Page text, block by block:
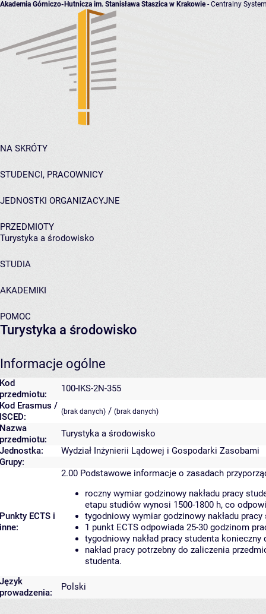
Akademia Górniczo-Hutnicza im. Stanisława Staszica w Krakowie- Centralny
NA SKRÓTY
STUDENCI, PRACOWNICY
JEDNOSTKI ORGANIZACYJNE
PRZEDMIOTY
Turystyka a środowisko
STUDIA
AKADEMIKI
POMOC
Turystyka a środowisko
Informacje ogólne
Kod
przedmiotu:
100-IKS-2N-355
Kod Erasmus /
ISCED:
(brak danych) / (brak danych)
Nazwa
przedmiotu:
Turystyka a środowisko
Jednostka:
Wydział Inżynierii Lądowej i Gospodarki Zasobami
Grupy:
Punkty ECTS i
inne:
2.00 Podstawowe informacje o zasadach
roczny wymiar godzinowy nakładu pracy
etapu studiów wynosi 1500-1800 h, co
tygodniowy wymiar godzinowy nakładu
1 punkt ECTS odpowiada 25-30 godzinom
tygodniowy nakład pracy studenta
nakład pracy potrzebny do zaliczenia
studenta.
Język
prowadzenia:
Polski